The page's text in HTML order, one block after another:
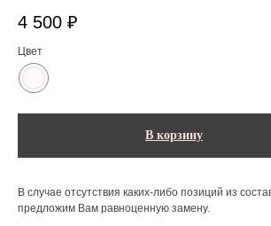
4 500 ₽
Цвет
В корзину
В случае отсутствия каких-либо позиций из
предложим Вам равноценную замену.